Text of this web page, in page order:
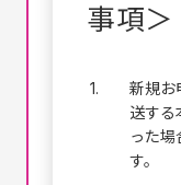
事項＞
1.
新規お
送する
った場
す。